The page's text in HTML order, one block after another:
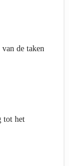
de taken
tot het